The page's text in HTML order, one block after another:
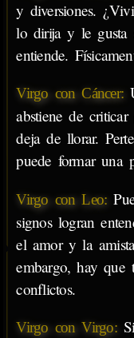
y diversiones.
lo dirija y le gusta
entiende.
Virgo con Cáncer:
abstiene de
deja de llorar.
puede formar una
Virgo con Leo:
signos logran
el amor y la
embargo, hay que
conflictos.
Virgo con Virgo: